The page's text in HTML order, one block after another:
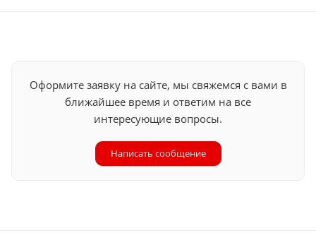
Оформите заявку на сайте, мы свяжемся с вами в
ближайшее время и ответим на все
интересующие вопросы.
Написать сообщение